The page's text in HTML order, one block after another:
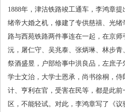
1888年，津沽铁路竣工通车，李鸿章
绪帝大婚之机，修建了专供慈禧、光
路与西苑铁路两件事连在一起，在京
沅，屠仁守、吴兆泰、张炳琳、林步
祭酒盛昱，户部给事中洪良品，左庶
学士文治，大学士恩承，尚书徐桐，
计、亨利在官，受害在民等，都是此
区，不能轻试。对此，李鸿章写了《